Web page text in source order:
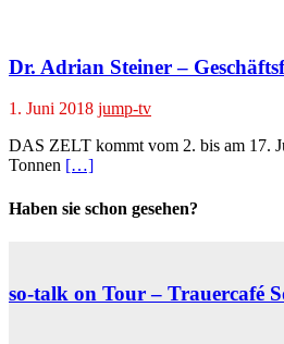
Dr. Adrian Steiner –
1. Juni 2018 jump-tv
DAS ZELT kommt vom 2. bis am 17.
Tonnen […]
Haben sie schon gesehen?
so-talk on Tour – Trauercafé